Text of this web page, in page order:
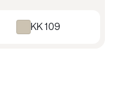
KK 109